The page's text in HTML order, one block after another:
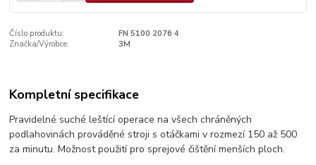
Číslo produktu:
FN 5100 2076 4
Značka/Výrobce:
3M
Kompletní specifikace
Pravidelné suché leštící operace na všech chráněných
podlahovinách prováděné stroji s otáčkami v rozmezí 150 až 500
za minutu. Možnost použití pro sprejové čištění menších ploch.